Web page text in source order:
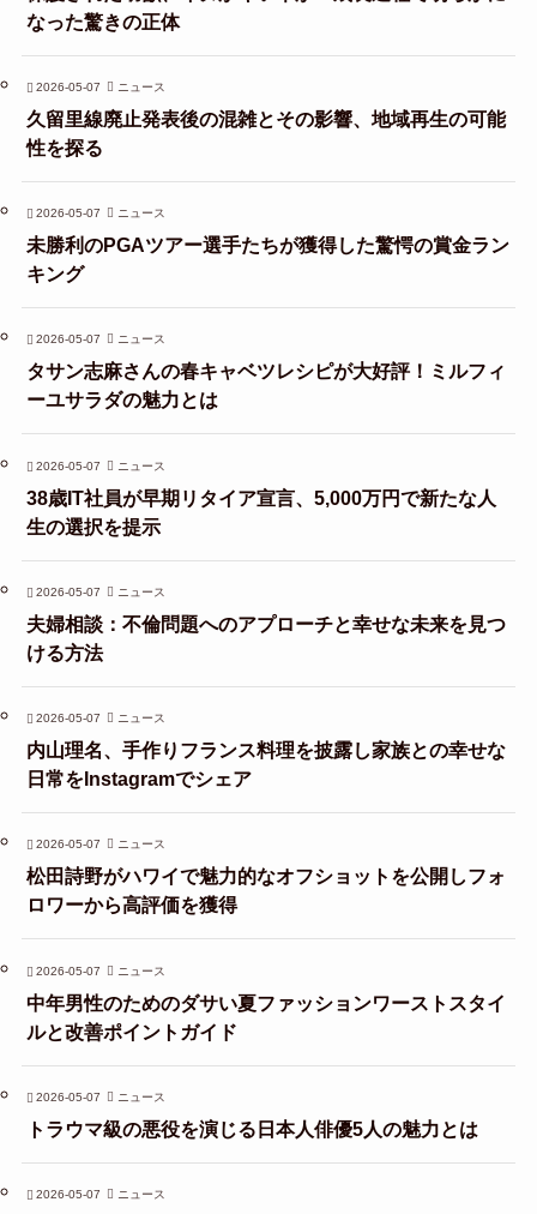
なった驚きの正体
2026-05-07 ニュース
久留里線廃止発表後の混雑とその影響、地域再生の可能
性を探る
2026-05-07 ニュース
未勝利のPGAツアー選手たちが獲得した驚愕の賞金ラン
キング
2026-05-07 ニュース
タサン志麻さんの春キャベツレシピが大好評！ミルフィ
ーユサラダの魅力とは
2026-05-07 ニュース
38歳IT社員が早期リタイア宣言、5,000万円で新たな人
生の選択を提示
2026-05-07 ニュース
夫婦相談：不倫問題へのアプローチと幸せな未来を見つ
ける方法
2026-05-07 ニュース
内山理名、手作りフランス料理を披露し家族との幸せな
日常をInstagramでシェア
2026-05-07 ニュース
松田詩野がハワイで魅力的なオフショットを公開しフォ
ロワーから高評価を獲得
2026-05-07 ニュース
中年男性のためのダサい夏ファッションワーストスタイ
ルと改善ポイントガイド
2026-05-07 ニュース
トラウマ級の悪役を演じる日本人俳優5人の魅力とは
2026-05-07 ニュース